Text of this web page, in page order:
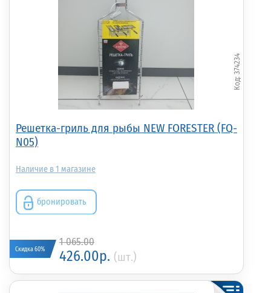
Решетка-гриль для рыбы NEW FORESTER (FQ-
N05)
374234
1
бронировать
Скидка 60%
1 065.00
426.00р. (шт.)